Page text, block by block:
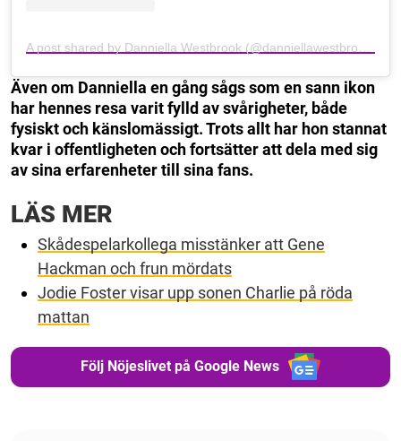
Även om Danniella en gång sågs som en sann ikon
har hennes resa varit fylld av svårigheter, både
fysiskt och känslomässigt. Trots allt har hon stannat
kvar i offentligheten och fortsätter att dela med sig
av sina erfarenheter till sina fans.
LÄS MER
Skådespelarkollega misstänker att Gene
Hackman och frun mördats
Jodie Foster visar upp sonen Charlie på röda
mattan
Följ Nöjeslivet på Google News